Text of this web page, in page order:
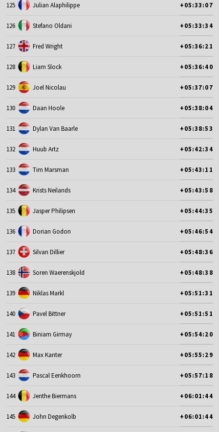
125 Julian Alaphilippe +05:33:07
126 Stefano Oldani +05:33:34
127 Fred Wright +05:36:21
128 Liam Slock +05:36:40
129 Joel Nicolau +05:37:07
130 Daan Hoole +05:38:04
131 Dylan Van Baarle +05:38:53
132 Huub Artz +05:42:34
133 Tim Marsman +05:43:11
134 Krists Neilands +05:43:58
135 Jasper Philipsen +05:44:35
136 Dorian Godon +05:46:54
137 Silvan Dillier +05:48:36
138 Soren Waerenskjold +05:48:38
139 Niklas Markl +05:51:31
140 Pavel Bittner +05:51:51
141 Biniam Girmay +05:54:20
142 Max Kanter +05:55:29
143 Pascal Eenkhoorn +05:57:18
144 Jenthe Biermans +06:01:44
145 John Degenkolb +06:01:44